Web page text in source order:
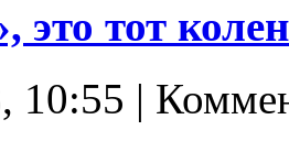
это тот
10:55 |